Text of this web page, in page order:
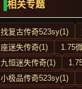
相关专题
找复古传奇523sy(1)
座迷失传奇(1)
1.75
九恒迷失传奇(1)
小极品传奇523sy(1)